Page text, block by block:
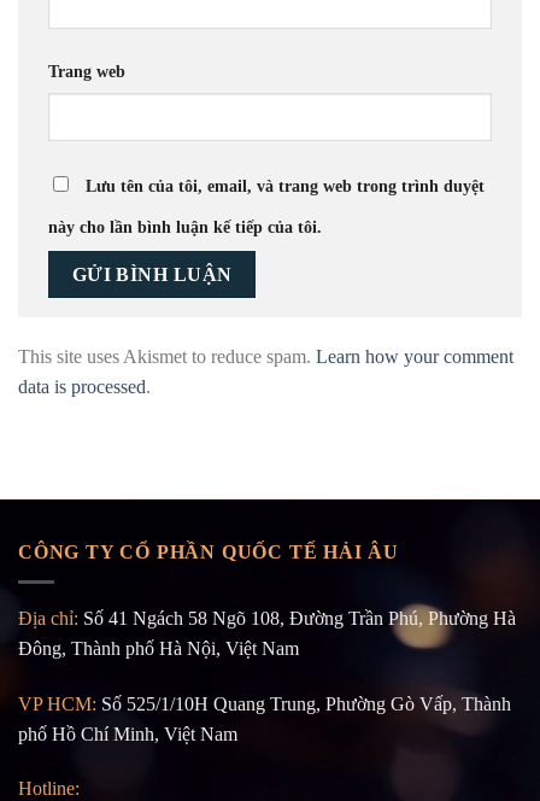
Trang web
Lưu tên của tôi, email, và trang web trong trình duyệt
này cho lần bình luận kế tiếp của tôi.
This site uses Akismet to reduce spam. Learn how your comment
data is processed.
CÔNG TY CỔ PHẦN QUỐC TẾ HẢI ÂU
Địa chỉ: Số 41 Ngách 58 Ngõ 108, Đường Trần Phú, Phường Hà
Đông, Thành phố Hà Nội, Việt Nam
VP HCM: Số 525/1/10H Quang Trung, Phường Gò Vấp, Thành
phố Hồ Chí Minh, Việt Nam
Hotline: